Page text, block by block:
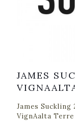
JAMES
James
VignAalta Terre